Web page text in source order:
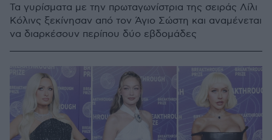
Τα γυρίσματα με την πρωταγωνίστρια της σειράς Λίλι
Κόλινς ξεκίνησαν από τον Άγιο Σώστη και αναμένεται
να διαρκέσουν περίπου δύο εβδομάδες